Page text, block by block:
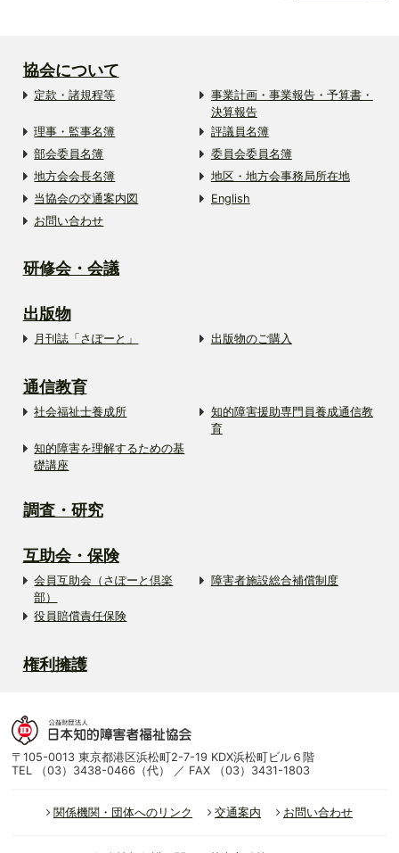
協会について
定款・諸規程等
事業計画・事業報告・予算書・
決算報告
理事・監事名簿
評議員名簿
部会委員名簿
委員会委員名簿
地方会会長名簿
地区・地方会事務局所在地
当協会の交通案内図
English
お問い合わせ
研修会・会議
出版物
月刊誌「さぽーと」 出版物のご購入
通信教育
社会福祉士養成所
知的障害援助専門員養成通信教
育
知的障害を理解するための基
礎講座
調査・研究
互助会・保険
会員互助会（さぽーと倶楽
部）
障害者施設総合補償制度
役員賠償責任保険
権利擁護
〒105-0013 東京都港区浜松町2-7-19 KDX浜松町ビル６階
TEL （03）3438-0466（代） ／ FAX （03）3431-1803
関係機関・団体へのリンク 交通案内 お問い合わせ